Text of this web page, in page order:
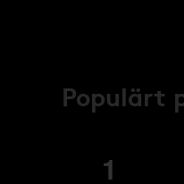
Populärt
1